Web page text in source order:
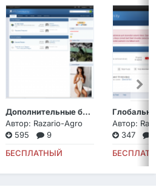
Дополнительные блоки в боковой панели (Custom Sidebar Blocks)
Автор: Razario-Agro
595
9
БЕСПЛАТНЫЙ
Автор:
347